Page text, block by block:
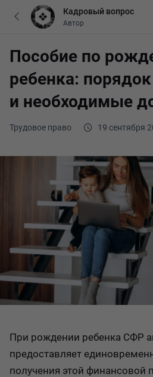
Трудовое право 19 сентября
Пособие по
ребенка:
и необходимые
При рождении ребенка СФР
предоставляет
получения этой финансовой
Кадровый вопрос
Автор